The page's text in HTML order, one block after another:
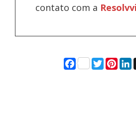
contato com a Resolvvi
Facebook